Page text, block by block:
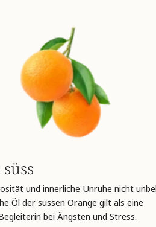
und innerliche Unruhe nicht
Öl der süssen Orange gilt als eine
bei Ängsten und Stress.